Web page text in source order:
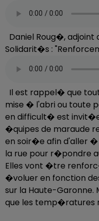
Daniel Roug�, adjoint
Solidarit�s :
Il est rappel� que
mise � l'abri ou toute
en difficult� est invit�e
�quipes de maraude
en soir�e afin d'aller
la rue pour r�pondre
Elles vont �tre
�voluer en fonction
sur la Haute-Garonne.
que les temp�ratures